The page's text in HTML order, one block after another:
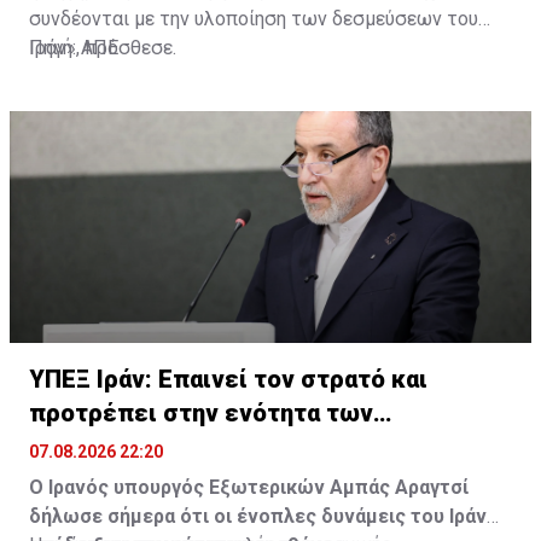
συνδέονται με την υλοποίηση των δεσμεύσεων του
Ιράν», πρόσθεσε.
Πηγή: ΑΠΕ
ΥΠΕΞ Ιράν: Επαινεί τον στρατό και
προτρέπει στην ενότητα των
μουσουλμάνων
07.08.2026 22:20
Ο Ιρανός υπουργός Εξωτερικών Αμπάς Αραγτσί
δήλωσε σήμερα ότι οι ένοπλες δυνάμεις του Ιράν